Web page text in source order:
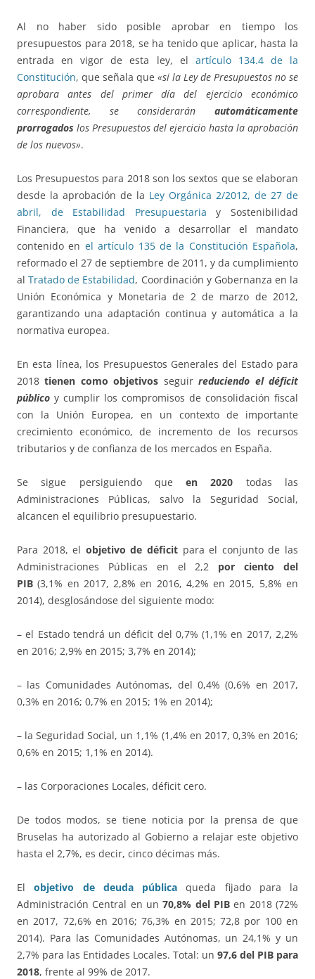
Al no haber sido posible aprobar en tiempo los
presupuestos para 2018, se ha tenido que aplicar, hasta la
entrada en vigor de esta ley, el artículo 134.4 de la
Constitución, que señala que «si la Ley de Presupuestos no se
aprobara antes del primer día del ejercicio económico
correspondiente, se considerarán automáticamente
prorrogados los Presupuestos del ejercicio hasta la aprobación
de los nuevos».
Los Presupuestos para 2018 son los sextos que se elaboran
desde la aprobación de la Ley Orgánica 2/2012, de 27 de
abril, de Estabilidad Presupuestaria y Sostenibilidad
Financiera, que ha venido a desarrollar el mandato
contenido en el artículo 135 de la Constitución Española,
reformado el 27 de septiembre de 2011, y da cumplimiento
alTratado de Estabilidad, Coordinación y Gobernanza en la
Unión Económica y Monetaria de 2 de marzo de 2012,
garantizando una adaptación continua y automática a la
normativa europea.
En esta línea, los Presupuestos Generales del Estado para
2018tienen como objetivos seguirreduciendo el déficit
público y cumplir los compromisos de consolidación fiscal
con la Unión Europea, en un contexto de importante
crecimiento económico, de incremento de los recursos
tributarios y de confianza de los mercados en España.
Se sigue persiguiendo queen 2020 todas las
Administraciones Públicas, salvo la Seguridad Social,
alcancen el equilibrio presupuestario.
Para 2018, el objetivo de déficit para el conjunto de las
Administraciones Públicas en el 2,2 por ciento del
PIB(3,1% en 2017, 2,8% en 2016, 4,2% en 2015, 5,8% en
2014), desglosándose del siguiente modo:
– el Estado tendrá un déficit del 0,7% (1,1% en 2017, 2,2%
en 2016; 2,9% en 2015; 3,7% en 2014);
– las Comunidades Autónomas, del 0,4% (0,6% en 2017,
0,3% en 2016; 0,7% en 2015; 1% en 2014);
– la Seguridad Social, un 1,1% (1,4% en 2017, 0,3% en 2016;
0,6% en 2015; 1,1% en 2014).
– las Corporaciones Locales, déficit cero.
De todos modos, se tiene noticia por la prensa de que
Bruselas ha autorizado al Gobierno a relajar este objetivo
hasta el 2,7%, es decir, cinco décimas más.
Elobjetivo de deuda pública
queda fijado para la
Administración Central en un70,8% del PIB en 2018 (72%
en 2017, 72,6% en 2016; 76,3% en 2015; 72,8 por 100 en
2014). Para las Comunidades Autónomas, un 24,1% y un
2,7% para las Entidades Locales. Total: un 97,6 del PIB para
2018, frente al 99% de 2017.